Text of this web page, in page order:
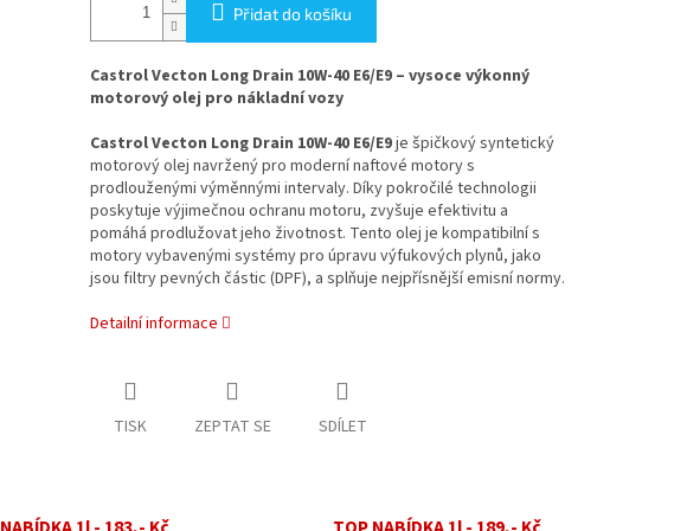
Přidat do košíku
Castrol Vecton Long Drain 10W-40 E6/E9 – vysoce výkonný
motorový olej pro nákladní vozy
Castrol Vecton Long Drain 10W-40 E6/E9je špičkový syntetický
motorový olej navržený pro moderní naftové motory s
prodlouženými výměnnými intervaly. Díky pokročilé technologii
poskytuje výjimečnou ochranu motoru, zvyšuje efektivitu a
pomáhá prodlužovat jeho životnost. Tento olej je kompatibilní s
motory vybavenými systémy pro úpravu výfukových plynů, jako
jsou filtry pevných částic (DPF), a splňuje nejpřísnější emisní normy.
Detailní informace
TISK ZEPTAT SE SDÍLET